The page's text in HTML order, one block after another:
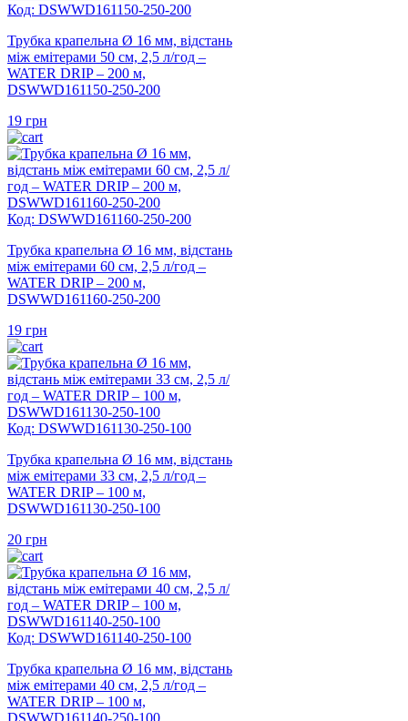
Код: DSWWD161150-250-200
Трубка крапельна Ø 16 мм, відстань
між емітерами 50 см, 2,5 л/год –
WATER DRIP – 200 м,
DSWWD161150-250-200
19 грн
Код: DSWWD161160-250-200
Трубка крапельна Ø 16 мм, відстань
між емітерами 60 см, 2,5 л/год –
WATER DRIP – 200 м,
DSWWD161160-250-200
19 грн
Код: DSWWD161130-250-100
Трубка крапельна Ø 16 мм, відстань
між емітерами 33 см, 2,5 л/год –
WATER DRIP – 100 м,
DSWWD161130-250-100
20 грн
Код: DSWWD161140-250-100
Трубка крапельна Ø 16 мм, відстань
між емітерами 40 см, 2,5 л/год –
WATER DRIP – 100 м,
DSWWD161140-250-100